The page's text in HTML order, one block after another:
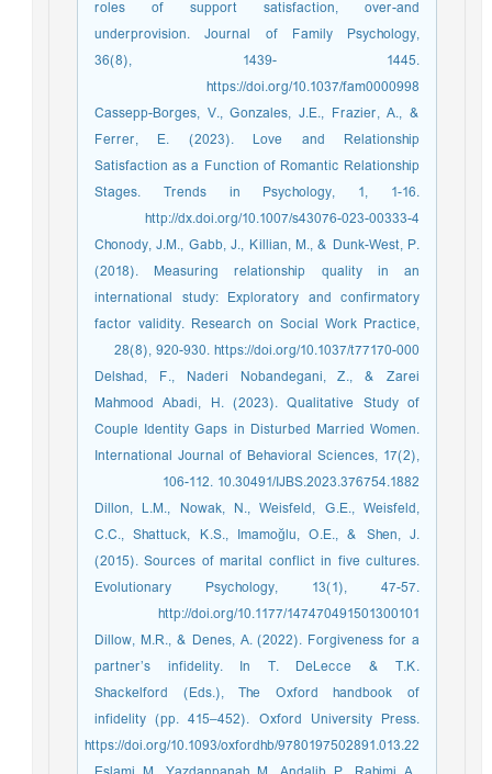
roles of support satisfaction, over-and
underprovision. Journal of Family Psychology,
36(8), 1439- 1445.
https://doi.org/10.1037/fam0000998
Cassepp-Borges, V., Gonzales, J.E., Frazier, A., &
Ferrer, E. (2023). Love and Relationship
Satisfaction as a Function of Romantic Relationship
Stages. Trends in Psychology, 1, 1-16.
http://dx.doi.org/10.1007/s43076-023-00333-4
Chonody, J.M., Gabb, J., Killian, M., & Dunk-West, P.
(2018). Measuring relationship quality in an
international study: Exploratory and confirmatory
factor validity. Research on Social Work Practice,
28(8), 920-930. https://doi.org/10.1037/t77170-000
Delshad, F., Naderi Nobandegani, Z., & Zarei
Mahmood Abadi, H. (2023). Qualitative Study of
Couple Identity Gaps in Disturbed Married Women.
International Journal of Behavioral Sciences, 17(2),
106-112. 10.30491/IJBS.2023.376754.1882
Dillon, L.M., Nowak, N., Weisfeld, G.E., Weisfeld,
C.C., Shattuck, K.S., Imamoğlu, O.E., & Shen, J.
(2015). Sources of marital conflict in five cultures.
Evolutionary Psychology, 13(1), 47-57.
http://doi.org/10.1177/147470491501300101
Dillow, M.R., & Denes, A. (2022). Forgiveness for a
partner’s infidelity. In T. DeLecce & T.K.
Shackelford (Eds.), The Oxford handbook of
infidelity (pp. 415–452). Oxford University Press.
https://doi.org/10.1093/oxfordhb/9780197502891.013.22